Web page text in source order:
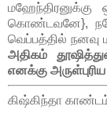
கொண்டவனே},
வெப்பத்தில்
அதிகம்
எனக்கு
கிஷ்கிந்தா